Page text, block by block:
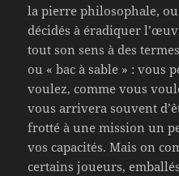
la pierre philosophale,
décidés à éradiquer
tout son sens à des
ou « bac à sable » : vous
voulez, comme vous
vous arrivera souvent
frotté à une mission un
vos capacités. Mais on
certains joueurs,